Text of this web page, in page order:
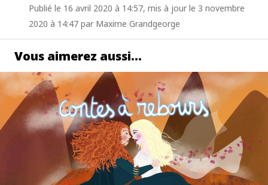
Publié le 16 avril 2020 à 14:57, mis à jour le 3 novembre
2020 à 14:47 par Maxime Grandgeorge
Vous aimerez aussi…